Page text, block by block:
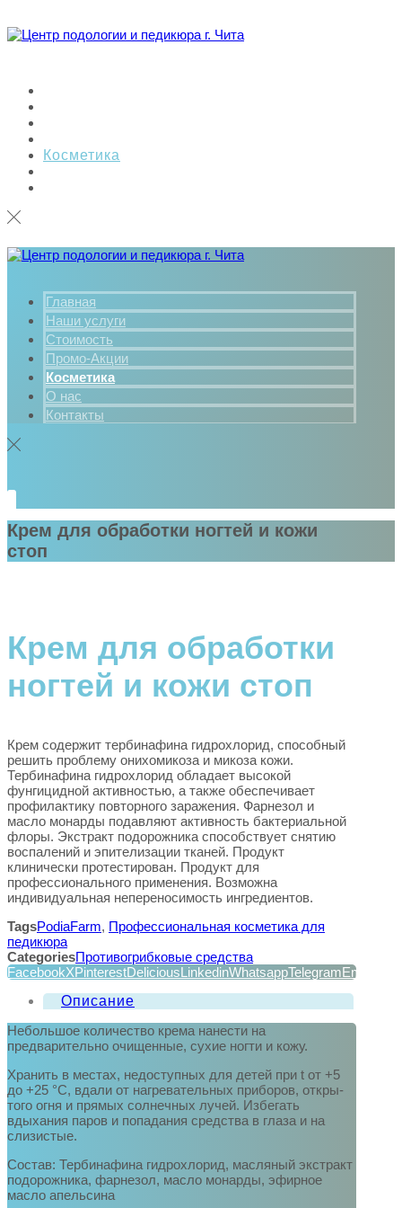
Косметика
Главная
Наши услуги
Стоимость
Промо-Акции
Косметика
О нас
Контакты
Крем для обработки ногтей и кожи
стоп
Крем для обработки
ногтей и кожи стоп
Крем содержит тербинафина гидрохлорид, способный
решить проблему онихомикоза и микоза кожи.
Тербинафина гидрохлорид обладает высокой
фунгицидной активностью, а также обеспечивает
профилактику повторного заражения. Фарнезол и
масло монарды подавляют активность бактериальной
флоры. Экстракт подорожника способствует снятию
воспалений и эпителизации тканей. Продукт
клинически протестирован. Продукт для
профессионального применения. Возможна
индивидуальная непереносимость ингредиентов.
TagsPodiaFarm, Профессиональная косметика для
педикюра
CategoriesПротивогрибковые средства
FacebookXPinterestDeliciousLinkedinWhatsappTelegramEmail
Описание
Небольшое количество крема нанести на
предварительно очищенные, сухие ногти и кожу.
Хранить в местах, недоступных для детей при t от +5
до +25 °C, вдали от нагревательных приборов, откры-
того огня и прямых солнечных лучей. Избегать
вдыхания паров и попадания средства в глаза и на
слизистые.
Состав: Тербинафина гидрохлорид, масляный экстракт
подорожника, фарнезол, масло монарды, эфирное
масло апельсина